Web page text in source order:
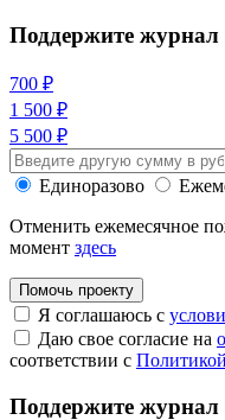
Поддержите
700 ₽
1 500 ₽
5 500 ₽
Единоразово
Отменить ежемесячное
момент здесь
Помочь проекту
Я соглашаюсь с
Даю свое согласие на
соответствии с
Поддержите